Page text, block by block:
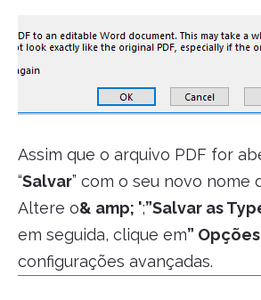
Assim que o arquivo PDF for
“Salvar” com o seu novo nome
Altere o& amp; ';”Salvar as
em seguida, clique em”
configurações avançadas.